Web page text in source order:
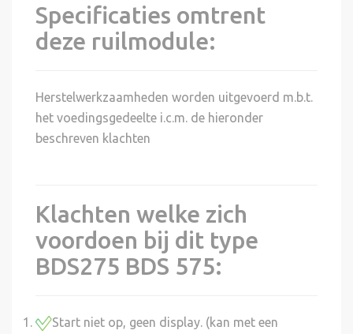
Specificaties omtrent
deze ruilmodule:
Herstelwerkzaamheden worden uitgevoerd m.b.t.
het voedingsgedeelte i.c.m. de hieronder
beschreven klachten
Klachten welke zich
voordoen bij dit type
BDS275 BDS 575:
Start niet op, geen display. (kan met een